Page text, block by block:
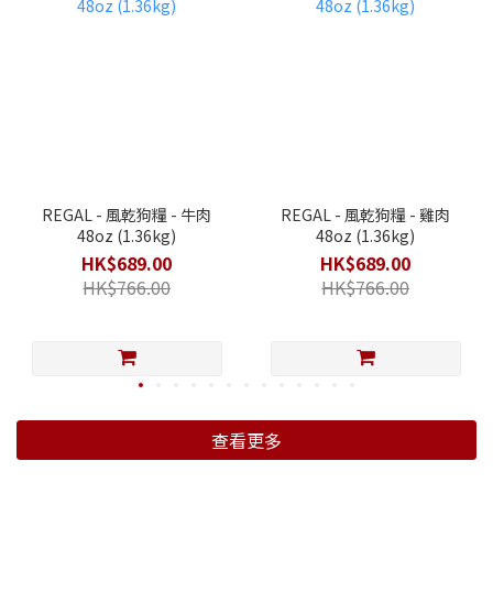
REGAL - 風乾狗糧 - 牛肉
48oz (1.36kg)
HK$689.00
HK$766.00
REGAL - 風乾狗糧 - 雞肉
48oz (1.36kg)
HK$689.00
HK$766.00
查看更多